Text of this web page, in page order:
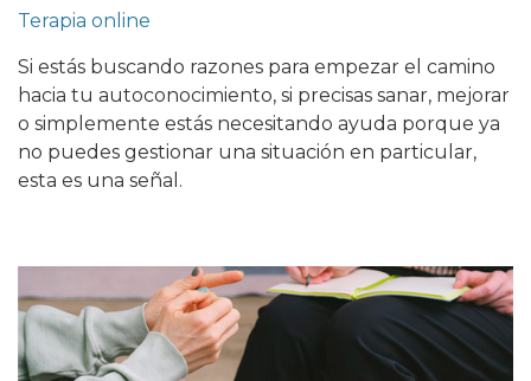
Terapia online
Si estás buscando razones para empezar el camino
hacia tu autoconocimiento, si precisas sanar, mejorar
o simplemente estás necesitando ayuda porque ya
no puedes gestionar una situación en particular,
esta es una señal.